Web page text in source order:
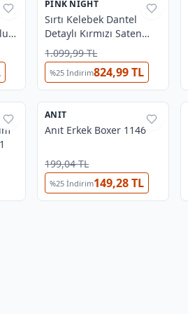
%34
PINK NIGHT
Sırtı Kelebek Dantel
Detaylı Kırmızı Saten
Büyük Beden Gecelik
Pink Night 6740
1.099,99 TL
%25İndirim824,99 TL
3
%31
5
ANIT
Anıt Erkek Boxer 1146
199,04 TL
%25İndirim149,28 TL